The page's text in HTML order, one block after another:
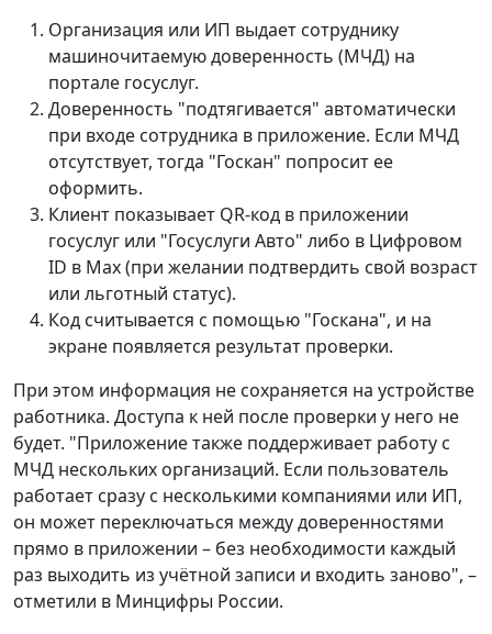
Организация или ИП выдает сотруднику
машиночитаемую доверенность (МЧД) на
портале госуслуг.
Доверенность "подтягивается" автоматически
при входе сотрудника в приложение. Если МЧД
отсутствует, тогда "Госкан" попросит ее
оформить.
Клиент показывает QR-код в приложении
госуслуг или "Госуслуги Авто" либо в Цифровом
ID в Мах (при желании подтвердить свой возраст
или льготный статус).
Код считывается с помощью "Госкана", и на
экране появляется результат проверки.
При этом информация не сохраняется на устройстве
работника. Доступа к ней после проверки у него не
будет. "Приложение также поддерживает работу с
МЧД нескольких организаций. Если пользователь
работает сразу с несколькими компаниями или ИП,
он может переключаться между доверенностями
прямо в приложении – без необходимости каждый
раз выходить из учётной записи и входить заново", –
отметили в Минцифры России.